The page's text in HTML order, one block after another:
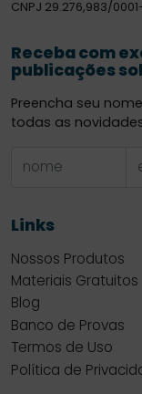
CNPJ 29.276,983/
Receba com
publicações
Preencha seu
todas as
Links
Nossos Produtos
Materiais Gratuitos
Blog
Banco de Provas
Termos de Uso
Política de